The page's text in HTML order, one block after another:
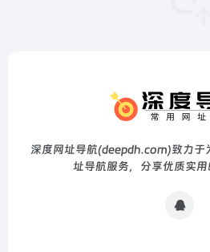
深度网址导航(deepdh.com)致力于
址导航服务，分享优质实用